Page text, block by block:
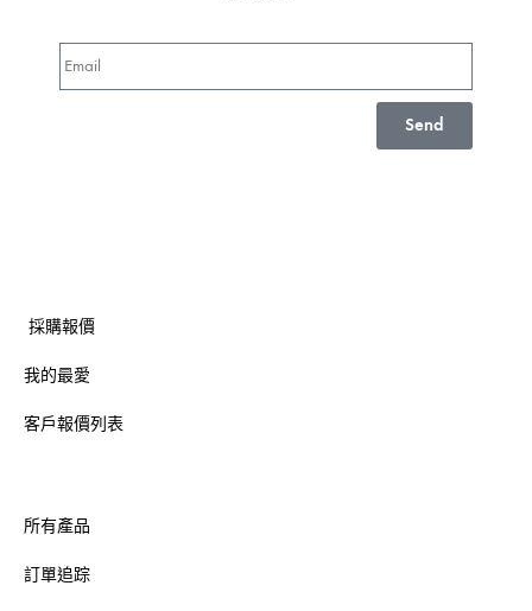
Send
採購報價
我的最愛
客戶報價列表
所有產品
訂單追踪